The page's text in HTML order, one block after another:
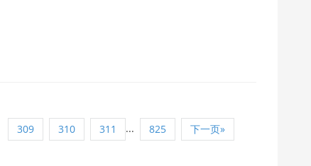
309 310 311 ... 825 下一页»